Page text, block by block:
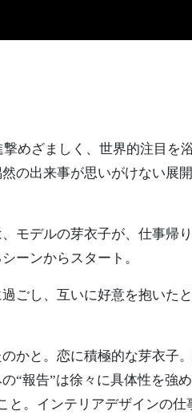
撃めざましく、世界的注目を
の出来事が思いがけない展
モデルの芽衣子が、仕事帰
ーンからスタート。
ごし、互いに好意を抱いた
かと。恋に積極的な芽衣子
“報告”は徐々に具体性を強
と。インテリアデザインの